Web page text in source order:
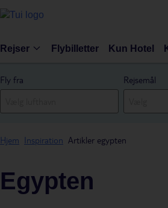
Rejser Flybilletter Kun Hotel
Fly fra
Rejsemål
Hjem Inspiration Artikler egypten
Egypten